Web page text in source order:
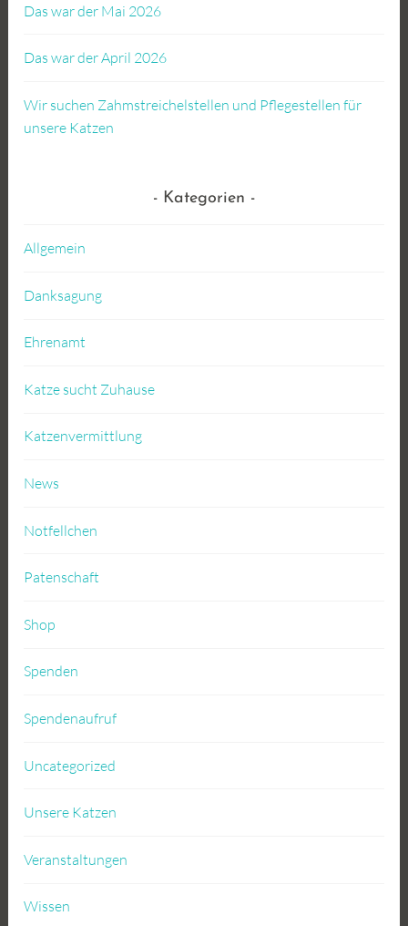
Das war der Mai 2026
Das war der April 2026
Wir suchen Zahmstreichelstellen und Pflegestellen für
unsere Katzen
Kategorien
Allgemein
Danksagung
Ehrenamt
Katze sucht Zuhause
Katzenvermittlung
News
Notfellchen
Patenschaft
Shop
Spenden
Spendenaufruf
Uncategorized
Unsere Katzen
Veranstaltungen
Wissen